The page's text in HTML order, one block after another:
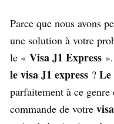
Parce que nous avons
une solution à votre
le « Visa J1 Express
le visa J1 express ? Le
parfaitement à ce
commande de votre